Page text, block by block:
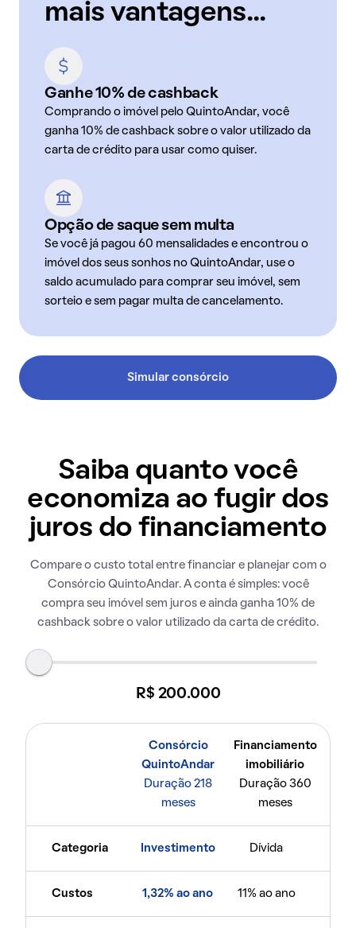
mais vantagens...
Ganhe 10% de cashback
Comprando o imóvel pelo QuintoAndar, você
ganha 10% de cashback sobre o valor utilizado da
carta de crédito para usar como quiser.
Opção de saque sem multa
Se você já pagou 60 mensalidades e encontrou o
imóvel dos seus sonhos no QuintoAndar, use o
saldo acumulado para comprar seu imóvel, sem
sorteio e sem pagar multa de cancelamento.
Simular consórcio
Saiba quanto você
economiza ao fugir dos
juros do financiamento
Compare o custo total entre financiar e planejar com o
Consórcio QuintoAndar. A conta é simples: você
compra seu imóvel sem juros e ainda ganha 10% de
cashback sobre o valor utilizado da carta de crédito.
R$ 200.000
Consórcio
QuintoAndar
Duração 218
meses
Financiamento
imobiliário
Duração 360
meses
Categoria Investimento Dívida
Custos 1,32% ao ano 11% ao ano